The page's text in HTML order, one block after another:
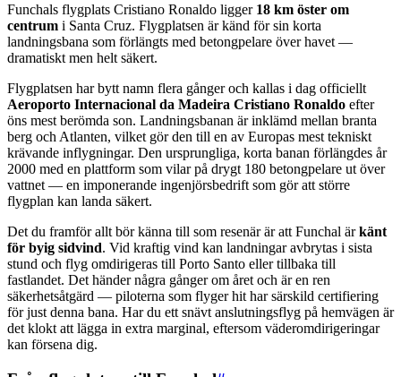
Funchals flygplats Cristiano Ronaldo ligger 18 km öster om
centrum i Santa Cruz. Flygplatsen är känd för sin korta
landningsbana som förlängts med betongpelare över havet —
dramatiskt men helt säkert.
Flygplatsen har bytt namn flera gånger och kallas i dag officiellt
Aeroporto Internacional da Madeira Cristiano Ronaldo efter
öns mest berömda son. Landningsbanan är inklämd mellan branta
berg och Atlanten, vilket gör den till en av Europas mest tekniskt
krävande inflygningar. Den ursprungliga, korta banan förlängdes år
2000 med en plattform som vilar på drygt 180 betongpelare ut över
vattnet — en imponerande ingenjörsbedrift som gör att större
flygplan kan landa säkert.
Det du framför allt bör känna till som resenär är att Funchal ärkänt
för byig sidvind. Vid kraftig vind kan landningar avbrytas i sista
stund och flyg omdirigeras till Porto Santo eller tillbaka till
fastlandet. Det händer några gånger om året och är en ren
säkerhetsåtgärd — piloterna som flyger hit har särskild certifiering
för just denna bana. Har du ett snävt anslutningsflyg på hemvägen är
det klokt att lägga in extra marginal, eftersom väderomdirigeringar
kan försena dig.